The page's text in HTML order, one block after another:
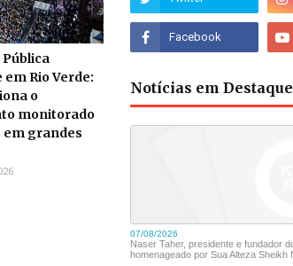
Rio Verde:
o
monitorado
grandes
Notícias em Destaque